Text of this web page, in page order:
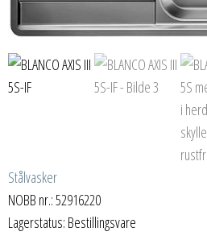
Stålvasker
NOBB nr.: 52916220
Lagerstatus: Bestillingsvare